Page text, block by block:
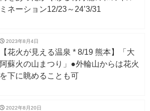
ミネーション12/23～24’3/31
2023年8月4日
【花火が見える温泉 * 8/19 熊本】「大
阿蘇火の山まつり」●外輪山からは花火
を下に眺めることも可
2022年8月20日